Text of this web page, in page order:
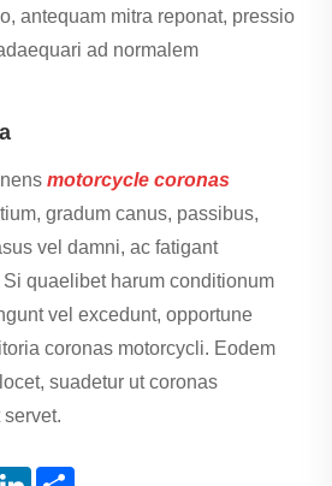
antequam mitra reponat, pressio
ad normalem
motorcycle coronas
gradum canus, passibus,
vel damni, ac fatigant
quaelibet harum conditionum
vel excedunt, opportune
coronas motorcycli. Eodem
suadetur ut coronas